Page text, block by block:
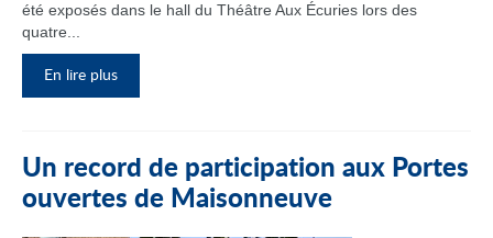
été exposés dans le hall du Théâtre Aux Écuries lors des
quatre...
En lire plus
Un record de participation aux Portes
ouvertes de Maisonneuve